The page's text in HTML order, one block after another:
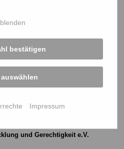
Verbindung
und Gerechtigkeit e.V.
bestätigen
Impressum